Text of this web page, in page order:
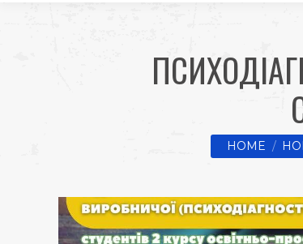
You are
HOME